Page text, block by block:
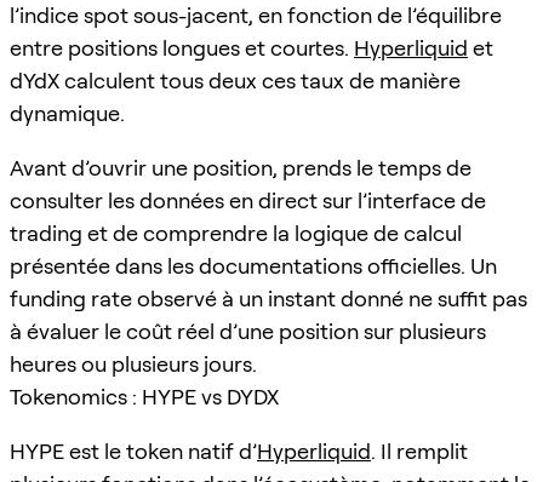
l’indice spot sous-jacent, en fonction de l’équilibre
entre positions longues et courtes. Hyperliquid et
dYdX calculent tous deux ces taux de manière
dynamique.
Avant d’ouvrir une position, prends le temps de
consulter les données en direct sur l’interface de
trading et de comprendre la logique de calcul
présentée dans les documentations officielles. Un
funding rate observé à un instant donné ne suffit pas
à évaluer le coût réel d’une position sur plusieurs
heures ou plusieurs jours.
Tokenomics : HYPE vs DYDX
HYPE est le token natif d’Hyperliquid. Il remplit